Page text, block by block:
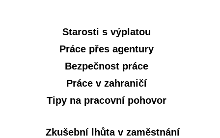
Starosti s výplatou
Práce přes agentury
Bezpečnost práce
Práce v zahraničí
Tipy na pracovní pohovor
Zkušební lhůta v zaměstnání